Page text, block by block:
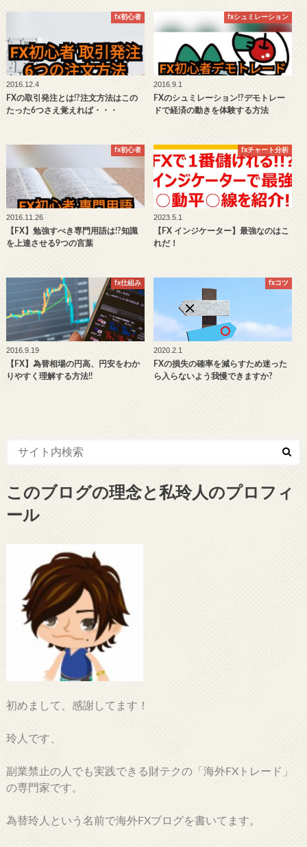
fx初心者
2016.12.4
FXの取引発注とは!?注文方法はこの
たった6つさえ覚えれば・・・
fxシュミレーション
2016.9.1
FXのシュミレーション!?デモトレー
ドで経済の動きを体験する方法
fx初心者
2016.11.26
【FX】勉強すべき専門用語は!?知識
を上達させる9つの言葉
fxチャート分析
2023.5.1
【FX インジケーター】最強なのはこ
れだ！
fx仕組み
2016.9.19
【FX】為替相場の円高、円安をわか
りやすく理解する方法!!
fxコツ
2020.2.1
FXの損失の確率を減らすため迷った
ら入らないよう我慢できますか?
このブログの理念と私玲人のプロフィ
ール
初めまして、感謝してます！
玲人です、
副業禁止の人でも実践できる財テクの「海外FXトレード」
の専門家です。
為替玲人という名前で海外FXブログを書いてます。